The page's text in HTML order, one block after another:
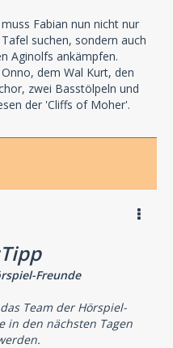
Fabian nun nicht nur
suchen, sondern auch
Aginolfs ankämpfen.
dem Wal Kurt, den
zwei Basstölpeln und
der 'Cliffs of Moher'.
Freunde
Team der Hörspiel-
in den nächsten Tagen